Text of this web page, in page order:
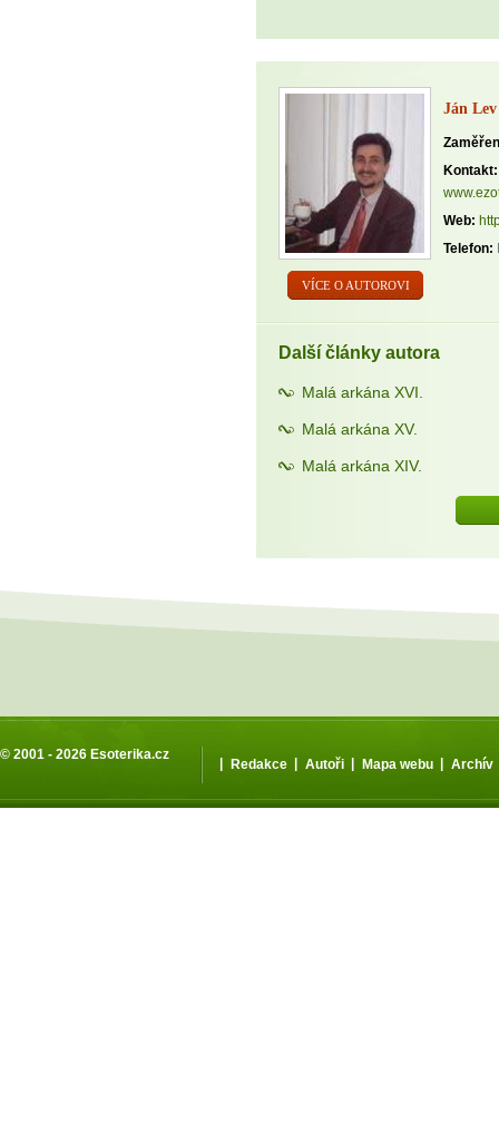
VÍCE O AUTOROVI
Ján Lev
Kontakt:
Web:
Telefon:
Další články autora
Malá arkána XVI.
Malá arkána XV.
Malá arkána XIV.
© 2001 - 2026 Esoterika.cz
| Redakce | Autoři | Mapa webu | Archív